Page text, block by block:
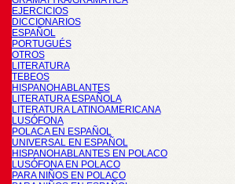
EJERCICIOS
DICCIONARIOS
ESPAÑOL
PORTUGUÉS
OTROS
LITERATURA
TEBEOS
HISPANOHABLANTES
LITERATURA ESPAÑOLA
LITERATURA LATINOAMERICANA
LUSÓFONA
POLACA EN ESPAÑOL
UNIVERSAL EN ESPAÑOL
HISPANOHABLANTES EN POLACO
LUSÓFONA EN POLACO
PARA NIÑOS EN POLACO